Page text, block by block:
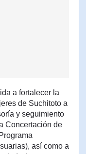
a fortalecer la
de Suchitoto a
y seguimiento
Concertación de
así como a